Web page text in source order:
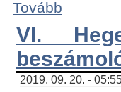
Tovább
VI.
2019. 09. 20. -